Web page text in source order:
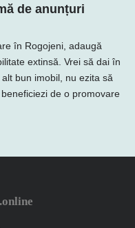
de anunțuri
în Rogojeni, adaugă
extinsă. Vrei să dai în
bun imobil, nu ezita să
de o promovare